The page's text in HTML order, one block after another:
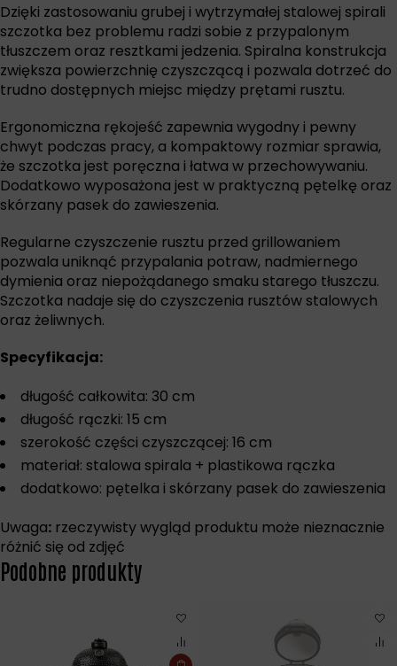
Dzięki zastosowaniu grubej i wytrzymałej stalowej spirali
szczotka bez problemu radzi sobie z przypalonym
tłuszczem oraz resztkami jedzenia. Spiralna konstrukcja
zwiększa powierzchnię czyszczącą i pozwala dotrzeć do
trudno dostępnych miejsc między prętami rusztu.
Ergonomiczna rękojeść zapewnia wygodny i pewny
chwyt podczas pracy, a kompaktowy rozmiar sprawia,
że szczotka jest poręczna i łatwa w przechowywaniu.
Dodatkowo wyposażona jest w praktyczną pętelkę oraz
skórzany pasek do zawieszenia.
Regularne czyszczenie rusztu przed grillowaniem
pozwala uniknąć przypalania potraw, nadmiernego
dymienia oraz niepożądanego smaku starego tłuszczu.
Szczotka nadaje się do czyszczenia rusztów stalowych
oraz żeliwnych.
Specyfikacja:
długość całkowita: 30 cm
długość rączki: 15 cm
szerokość części czyszczącej: 16 cm
materiał: stalowa spirala + plastikowa rączka
dodatkowo: pętelka i skórzany pasek do zawieszenia
Uwaga: rzeczywisty wygląd produktu może nieznacznie
różnić się od zdjęć
Podobne produkty